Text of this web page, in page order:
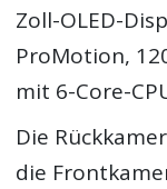
Zoll-OLED-
ProMotion,
mit 6-Core-
Die
die